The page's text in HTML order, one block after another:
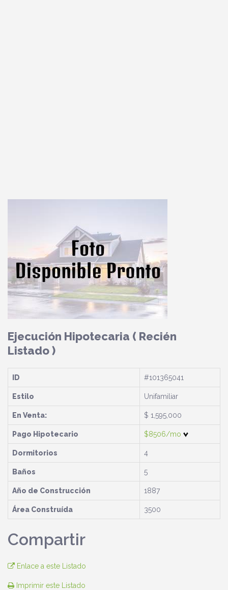
Ejecución Hipotecaria ( Recién
Listado )
ID #101365041
Estilo Unifamiliar
En Venta: $ 1,595,000
Pago Hipotecario $8506/mo
Dormitorios 4
Baños 5
Año de Construcción 1887
Área Construída 3500
Compartir
Enlace a este Listado
Imprimir este Listado